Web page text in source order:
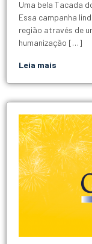
Uma bela Tacada
Essa campanha
região através de
humanização […]
Leia mais